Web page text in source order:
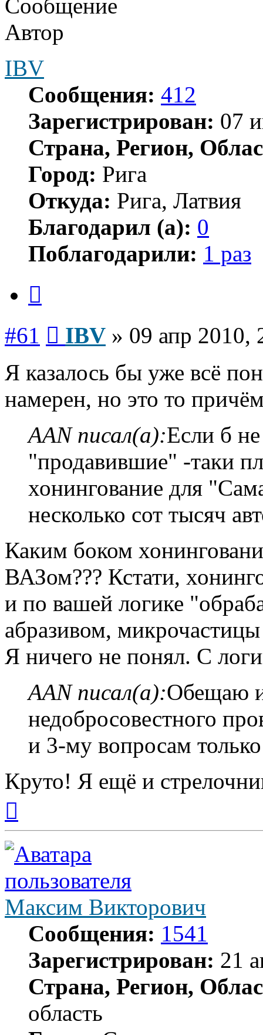
Сообщение
Автор
IBV
Сообщения: 412
Зарегистрирован: 07
Страна, Регион,
Город: Рига
Откуда: Рига, Латвия
Благодарил (а): 0
Поблагодарили: 1 раз
#61 IBV » 09 апр 2010,
Я казалось бы уже всё
намерен, но это то
AAN писал(а):Если б
"продавившие" -таки
хонингование для
несколько сот тысяч
Каким боком
ВАЗом??? Кстати,
и по вашей логике
абразивом,
Я ничего не понял. С
AAN писал(а):Обещаю
недобросовестного
и 3-му вопросам
Круто! Я ещё и
началу
Максим Викторович
Сообщения: 1541
Зарегистрирован: 21
Страна, Регион,
область